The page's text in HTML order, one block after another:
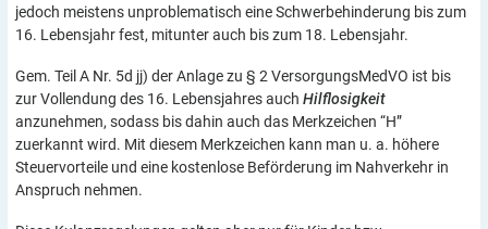
jedoch meistens unproblematisch eine Schwerbehinderung bis zum
16. Lebensjahr fest, mitunter auch bis zum 18. Lebensjahr.
Gem. Teil A Nr. 5d jj) der Anlage zu § 2 VersorgungsMedVO ist bis
zur Vollendung des 16. Lebensjahres auch Hilflosigkeit
anzunehmen, sodass bis dahin auch das Merkzeichen “H”
zuerkannt wird. Mit diesem Merkzeichen kann man u. a. höhere
Steuervorteile und eine kostenlose Beförderung im Nahverkehr in
Anspruch nehmen.